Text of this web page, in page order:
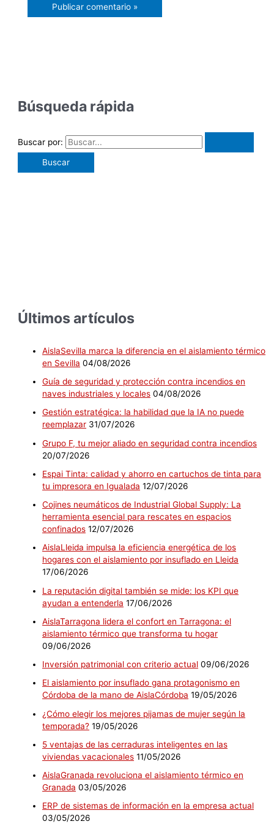
Búsqueda rápida
Buscar por:
Últimos artículos
AislaSevilla marca la diferencia en el aislamiento térmico
en Sevilla 04/08/2026
Guía de seguridad y protección contra incendios en
naves industriales y locales 04/08/2026
Gestión estratégica: la habilidad que la IA no puede
reemplazar 31/07/2026
Grupo F, tu mejor aliado en seguridad contra incendios
20/07/2026
Espai Tinta: calidad y ahorro en cartuchos de tinta para
tu impresora en Igualada 12/07/2026
Cojines neumáticos de Industrial Global Supply: La
herramienta esencial para rescates en espacios
confinados 12/07/2026
AislaLleida impulsa la eficiencia energética de los
hogares con el aislamiento por insuflado en Lleida
17/06/2026
La reputación digital también se mide: los KPI que
ayudan a entenderla 17/06/2026
AislaTarragona lidera el confort en Tarragona: el
aislamiento térmico que transforma tu hogar
09/06/2026
Inversión patrimonial con criterio actual 09/06/2026
El aislamiento por insuflado gana protagonismo en
Córdoba de la mano de AislaCórdoba 19/05/2026
¿Cómo elegir los mejores pijamas de mujer según la
temporada? 19/05/2026
5 ventajas de las cerraduras inteligentes en las
viviendas vacacionales 11/05/2026
AislaGranada revoluciona el aislamiento térmico en
Granada 03/05/2026
ERP de sistemas de información en la empresa actual
03/05/2026